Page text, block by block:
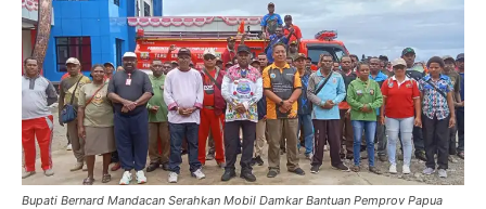
Bupati Bernard Mandacan Serahkan Mobil Damkar Bantuan Pemprov Papua